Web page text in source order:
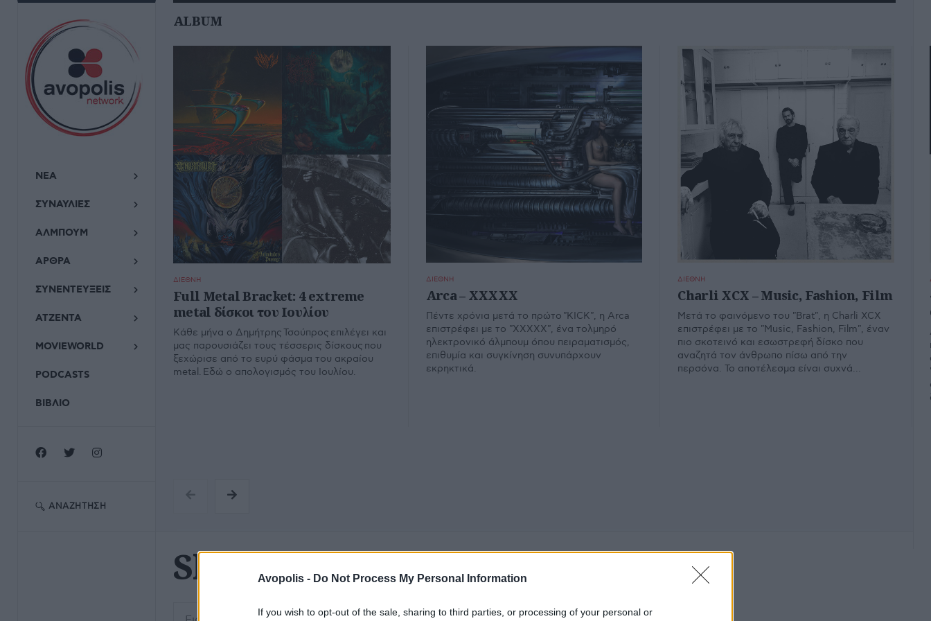
Avopolis - Do Not Process My Personal Information
If you wish to opt-out of the sale, sharing to third parties, or processing of your personal or
ΝΕΑ
ΣΥΝΑΥΛΙΕΣ
ΑΛΜΠΟΥΜ
ΑΡΘΡΑ
ΣΥΝΕΝΤΕΥΞΕΙΣ
ΑΤΖΕΝΤΑ
MOVIEWORLD
PODCASTS
ΒΙΒΛΙΟ
ΑΝΑΖΉΤΗΣΗ
ALBUM
ΔΙΕΘΝΗ
Full Metal Bracket: 4 extreme
metal δίσκοι του Ιουλίου
Κάθε μήνα ο Δημήτρης Τσούπρος επιλέγει και
μας παρουσιάζει τους τέσσερις δίσκους που
ξεχώρισε από το ευρύ φάσμα του ακραίου
metal. Εδώ ο απολογισμός του Ιουλίου.
ΔΙΕΘΝΗ
Arca – XXXXX
Πέντε χρόνια μετά το πρώτο "KICK", η Arca
επιστρέφει με το "XXXXX", ένα τολμηρό
ηλεκτρονικό άλμπουμ όπου πειραματισμός,
επιθυμία και συγκίνηση συνυπάρχουν
εκρηκτικά.
ΔΙΕΘΝΗ
Charli XCX – Music, Fashion, Film
Μετά το φαινόμενο του "Brat", η Charli XCX
επιστρέφει με το "Music, Fashion, Film", έναν
πιο σκοτεινό και εσωστρεφή δίσκο που
αναζητά τον άνθρωπο πίσω από την
περσόνα. Το αποτέλεσμα είναι συχνά...
Slipknot
Εισάγετε μέρος του τίτλου. Εμφάνιση #